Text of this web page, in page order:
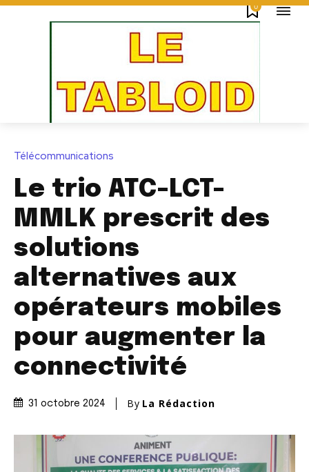
0
Télécommunications
Le trio ATC-LCT-
MMLK prescrit des
solutions
alternatives aux
opérateurs mobiles
pour augmenter la
connectivité
31 octobre 2024 By La Rédaction